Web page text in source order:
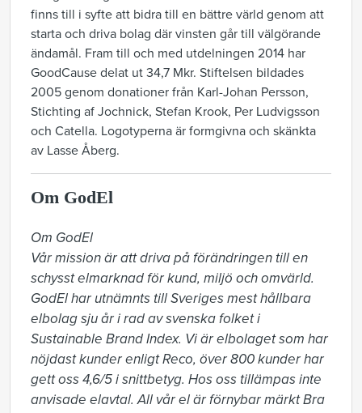
finns till i syfte att bidra till en bättre värld genom att
starta och driva bolag där vinsten går till välgörande
ändamål. Fram till och med utdelningen 2014 har
GoodCause delat ut 34,7 Mkr. Stiftelsen bildades
2005 genom donationer från Karl-Johan Persson,
Stichting af Jochnick, Stefan Krook, Per Ludvigsson
och Catella. Logotyperna är formgivna och skänkta
av Lasse Åberg.
Om GodEl
Om GodEl
Vår mission är att driva på förändringen till en
schysst elmarknad för kund, miljö och omvärld.
GodEl har utnämnts till Sveriges mest hållbara
elbolag sju år i rad av svenska folket i
Sustainable Brand Index. Vi är elbolaget som har
nöjdast kunder enligt Reco, över 800 kunder har
gett oss 4,6/5 i snittbetyg. Hos oss tillämpas inte
anvisade elavtal. All vår el är förnybar märkt Bra